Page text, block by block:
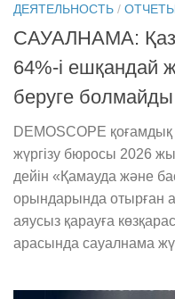
ДЕЯТЕЛЬНОСТЬ /
САУАЛНАМА:
64%-і ешқандай
беруге болмайды
DEMOSCOPE қоғамдық
жүргізу бюросы 2026
дейін «Қамауда және
орындарында отырған
аяусыз қарауға
арасында сауалнама